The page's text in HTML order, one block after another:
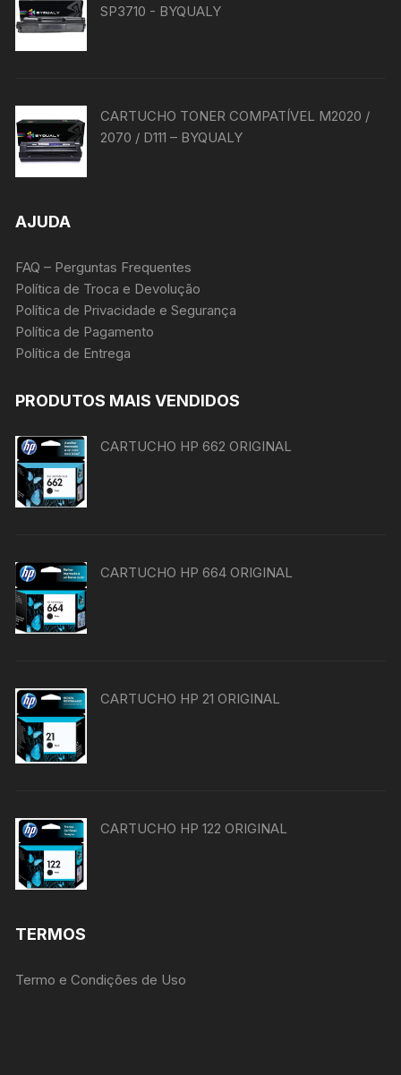
SP3710 - BYQUALY
CARTUCHO TONER COMPATÍVEL M2020 /
2070 / D111 – BYQUALY
AJUDA
FAQ – Perguntas Frequentes
Política de Troca e Devolução
Política de Privacidade e Segurança
Política de Pagamento
Política de Entrega
PRODUTOS MAIS VENDIDOS
CARTUCHO HP 662 ORIGINAL
CARTUCHO HP 664 ORIGINAL
CARTUCHO HP 21 ORIGINAL
CARTUCHO HP 122 ORIGINAL
TERMOS
Termo e Condições de Uso